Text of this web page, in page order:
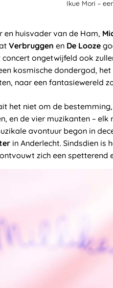
Ikue Mori –
en huisvader van de Ham,
Verbruggen en De Looze
ongetwijfeld ook
kosmische dondergod,
naar een fantasiewereld
het niet om de
en de vier muzikanten –
avontuur begon in
in Anderlecht. Sindsdien is
zich een